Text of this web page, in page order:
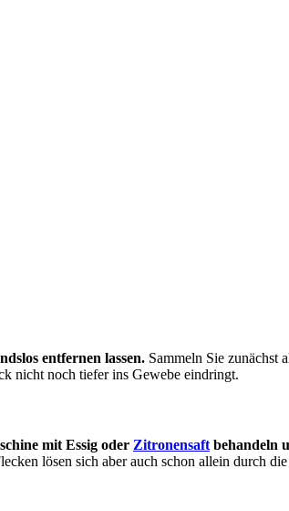
entfernen lassen. Sammeln Sie zunächst
nicht noch tiefer ins Gewebe eindringt.
mit Essig oder Zitronensaft behandeln
lösen sich aber auch schon allein durch